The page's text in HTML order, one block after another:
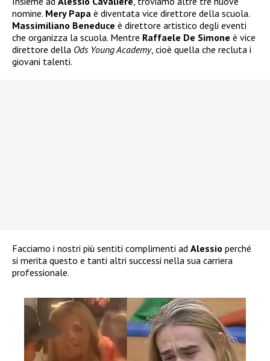
nomine. Mery Papa è diventata vice direttore della scuola.
Massimiliano Beneduce è direttore artistico degli eventi
che organizza la scuola. Mentre Raffaele De Simone è vice
direttore della Ods Young Academy, cioè quella che recluta i
giovani talenti.
Facciamo i nostri più sentiti complimenti ad Alessio perché
si merita questo e tanti altri successi nella sua carriera
professionale.